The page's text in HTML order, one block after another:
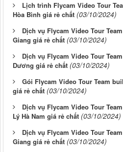
Lịch trình Flycam Video Tour
Hòa Bình giá rẻ chất (03/10/2024)
Dịch vụ Flycam Video Tour
Giang giá rẻ chất (03/10/2024)
Dịch vụ Flycam Video Tour
Dương giá rẻ chất (03/10/2024)
Gói Flycam Video Tour Team
giá rẻ chất (03/10/2024)
Dịch vụ Flycam Video Tour
Lý Hà Nam giá rẻ chất (03/10/2024)
Dịch vụ Flycam Video Tour
Giang giá rẻ chất (03/10/2024)